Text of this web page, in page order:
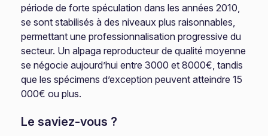
période de forte spéculation dans les années 2010,
se sont stabilisés à des niveaux plus raisonnables,
permettant une professionnalisation progressive du
secteur. Un alpaga reproducteur de qualité moyenne
se négocie aujourd’hui entre 3000 et 8000€, tandis
que les spécimens d’exception peuvent atteindre 15
000€ ou plus.
Le saviez-vous ?